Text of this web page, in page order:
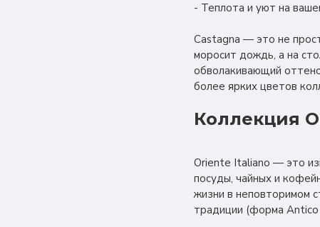
- Теплота и уют на
Castagna — это не
моросит дождь, а на
обволакивающий
более ярких цветов
Коллекция
Oriente Italiano — это
посуды, чайных и
жизни в неповторимом
традиции (форма Antico